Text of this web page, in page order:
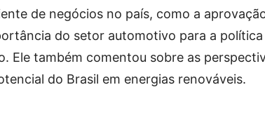
de negócios no país, como a
do setor automotivo para a política
Ele também comentou sobre as
do Brasil em energias renováveis.